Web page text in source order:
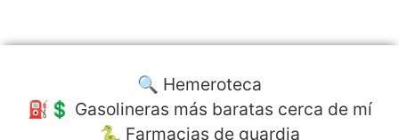
🔍 Hemeroteca
⛽️💲 Gasolineras más baratas cerca de mí
🐍 Farmacias de guardia